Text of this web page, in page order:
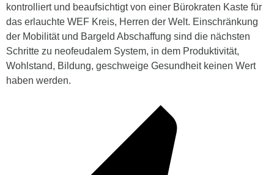
kontrolliert und beaufsichtigt von einer Bürokraten Kaste für
das erlauchte WEF Kreis, Herren der Welt. Einschränkung
der Mobilität und Bargeld Abschaffung sind die nächsten
Schritte zu neofeudalem System, in dem Produktivität,
Wohlstand, Bildung, geschweige Gesundheit keinen Wert
haben werden.